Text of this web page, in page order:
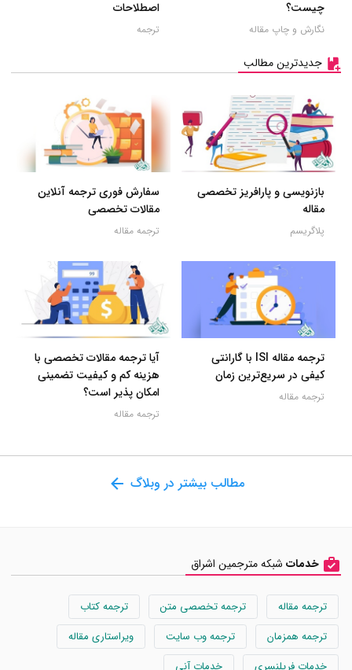
چیست؟
نگارش و چاپ مقاله
اصطلاحات
ترجمه
جدیدترین مطالب
بازنویسی و پارافریز تخصصی
مقاله
پلاگریسم
سفارش فوری ترجمه آنلاین
مقالات تخصصی
ترجمه مقاله
ترجمه مقاله ISI با گارانتی
کیفی در سریع‌ترین زمان
ترجمه مقاله
آیا ترجمه مقالات تخصصی با
هزینه کم و کیفیت تضمینی
امکان پذیر است؟
ترجمه مقاله
مطالب بیشتر در وبلاگ
خدمات شبکه مترجمین اشراق
ترجمه مقاله ترجمه تخصصی متن
ترجمه کتاب
ترجمه همزمان
ترجمه وب سایت
ویراستاری مقاله
خدمات فریلنسری
خدمات آنی